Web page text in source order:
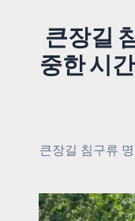
큰장길
중한 시
큰장길 침구류